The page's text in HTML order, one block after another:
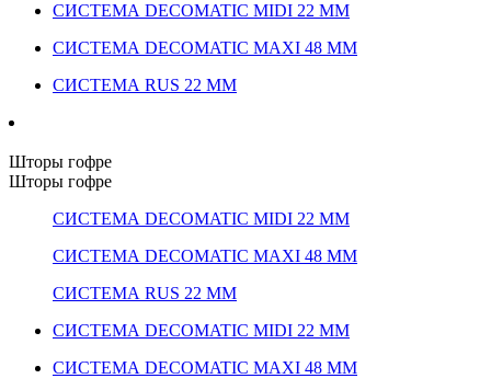
СИСТЕМА DECOMATIC MIDI 22 ММ
СИСТЕМА DECOMATIC MAXI 48 ММ
СИСТЕМА RUS 22 ММ
Шторы гофре
Шторы гофре
СИСТЕМА DECOMATIC MIDI 22 ММ
СИСТЕМА DECOMATIC MAXI 48 ММ
СИСТЕМА RUS 22 ММ
СИСТЕМА DECOMATIC MIDI 22 ММ
СИСТЕМА DECOMATIC MAXI 48 ММ